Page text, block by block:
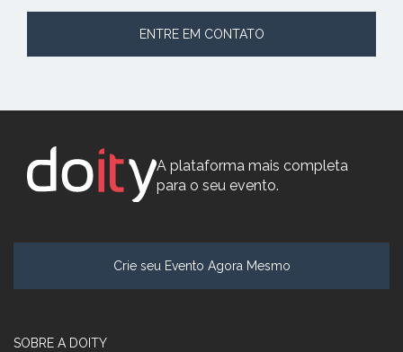
ENTRE EM CONTATO
A plataforma mais completa
para o seu evento.
Crie seu Evento Agora Mesmo
SOBRE A DOITY